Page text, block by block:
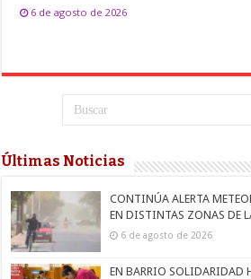
6 de agosto de 2026
Últimas Noticias
CONTINÚA ALERTA
EN DISTINTAS ZONAS DE
6 de agosto de 2026
EN BARRIO SOLIDARIDAD